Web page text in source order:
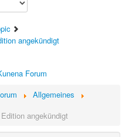
angekündigt
Forum
Allgemeines
angekündigt